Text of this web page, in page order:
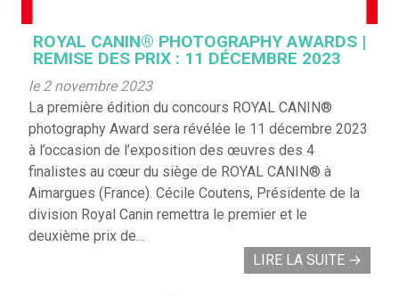
ROYAL CANIN® PHOTOGRAPHY AWARDS |
REMISE DES PRIX : 11 DÉCEMBRE 2023
le 2 novembre 2023
La première édition du concours ROYAL CANIN®
photography Award sera révélée le 11 décembre 2023
à l’occasion de l’exposition des œuvres des 4
finalistes au cœur du siège de ROYAL CANIN® à
Aimargues (France). Cécile Coutens, Présidente de la
division Royal Canin remettra le premier et le
deuxième prix de…
LIRE LA SUITE →